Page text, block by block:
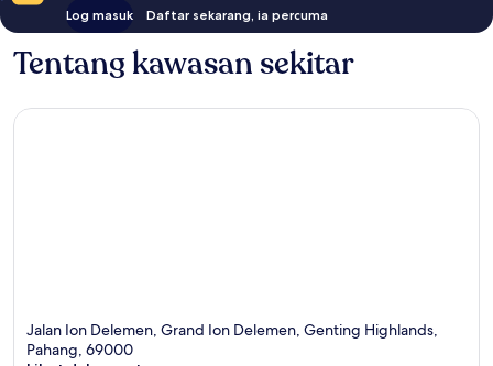
Log masuk Daftar sekarang, ia percuma
Tentang kawasan sekitar
Jalan Ion Delemen, Grand Ion Delemen, Genting Highlands,
Pahang, 69000